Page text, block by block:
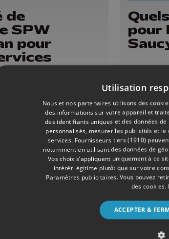
de
SPW
pour
pour
Utilisation
Nous et nos partenaires utilisons des
des informations sur votre appareil et
des identifiants uniques et des données
personnalisés, mesurer les publicités et
services. Fournisseurs tiers (1910)
notamment en utilisant des données de
Vos choix s’appliquent uniquement à ce
intérêt légitime plutôt que sur votre
Paramètres publicitaires. Vous pouvez
des cookies.
ACCEPTER &